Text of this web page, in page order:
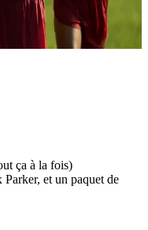
ça à la fois)
et un paquet de